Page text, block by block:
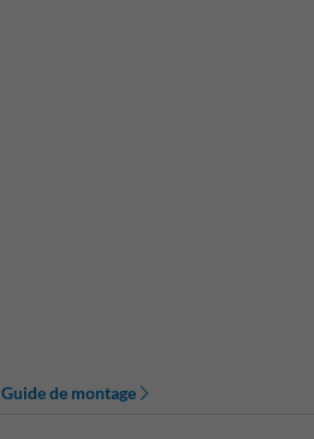
Guide de montage